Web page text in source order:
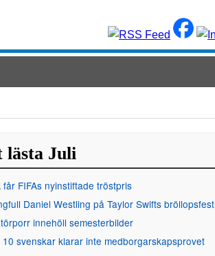
lästa Juli
får FIFAs nyinstiftade tröstpris
Daniel Westling på Taylor Swifts bröllopsfest
innehöll semesterbilder
10 svenskar klarar inte medborgarskapsprovet